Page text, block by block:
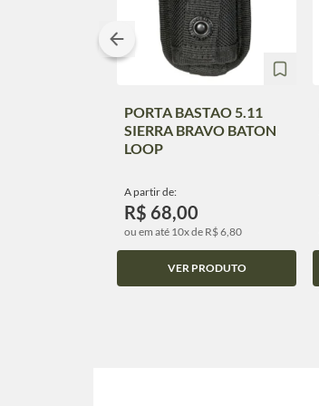
PORTA BASTAO 5.11
SIERRA BRAVO BATON
LOOP
A partir de:
R$ 68,00
ou em até 10x de R$ 6,80
VER PRODUTO